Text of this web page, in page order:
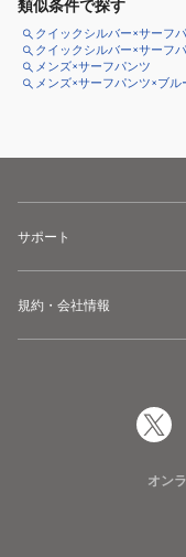
類似条件で探す
クイックシルバー×サーフ
クイックシルバー×サーフ
メンズ×サーフパンツ
メンズ×サーフパンツ×ブル
サポート
規約・会社情報
オン